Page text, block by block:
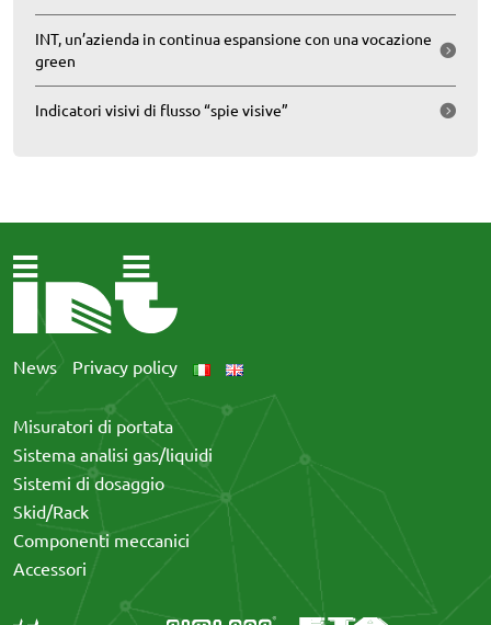
INT, un’azienda in continua espansione con una vocazione
green
Indicatori visivi di flusso “spie visive”
News Privacy policy
Misuratori di portata
Sistema analisi gas/liquidi
Sistemi di dosaggio
Skid/Rack
Componenti meccanici
Accessori